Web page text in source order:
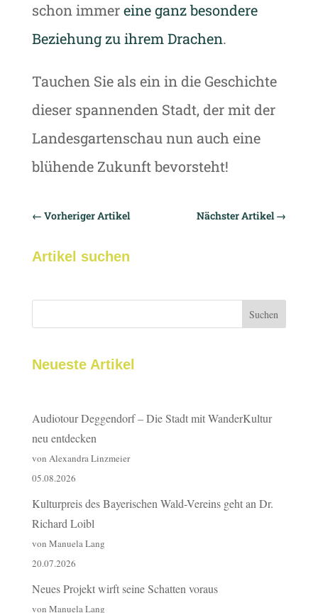
schon immereine ganz besondere
Beziehung zu ihrem Drachen.
Tauchen Sie als ein in die Geschichte
dieser spannenden Stadt, der mit der
Landesgartenschau nun auch eine
blühende Zukunft bevorsteht!
← Vorheriger Artikel Nächster Artikel→
Artikel suchen
Suchen
Neueste Artikel
Audiotour Deggendorf – Die Stadt mit WanderKultur
neu entdecken
von Alexandra Linzmeier
05.08.2026
Kulturpreis des Bayerischen Wald-Vereins geht an Dr.
Richard Loibl
von Manuela Lang
20.07.2026
Neues Projekt wirft seine Schatten voraus
von Manuela Lang